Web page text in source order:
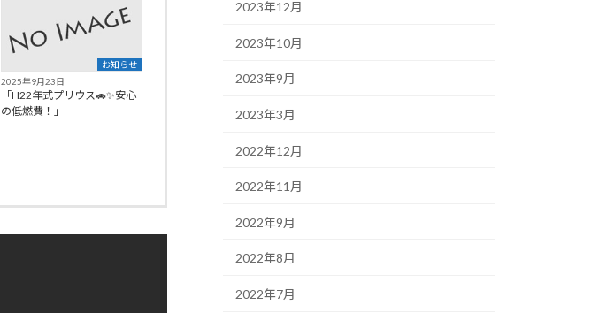
お知らせ
2025年9月23日
「H22年式プリウス🚗✨安心
の低燃費！」
2023年12月
2023年10月
2023年9月
2023年3月
2022年12月
2022年11月
2022年9月
2022年8月
2022年7月